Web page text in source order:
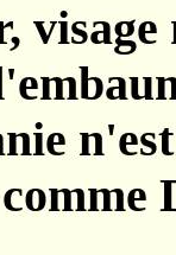
n'est